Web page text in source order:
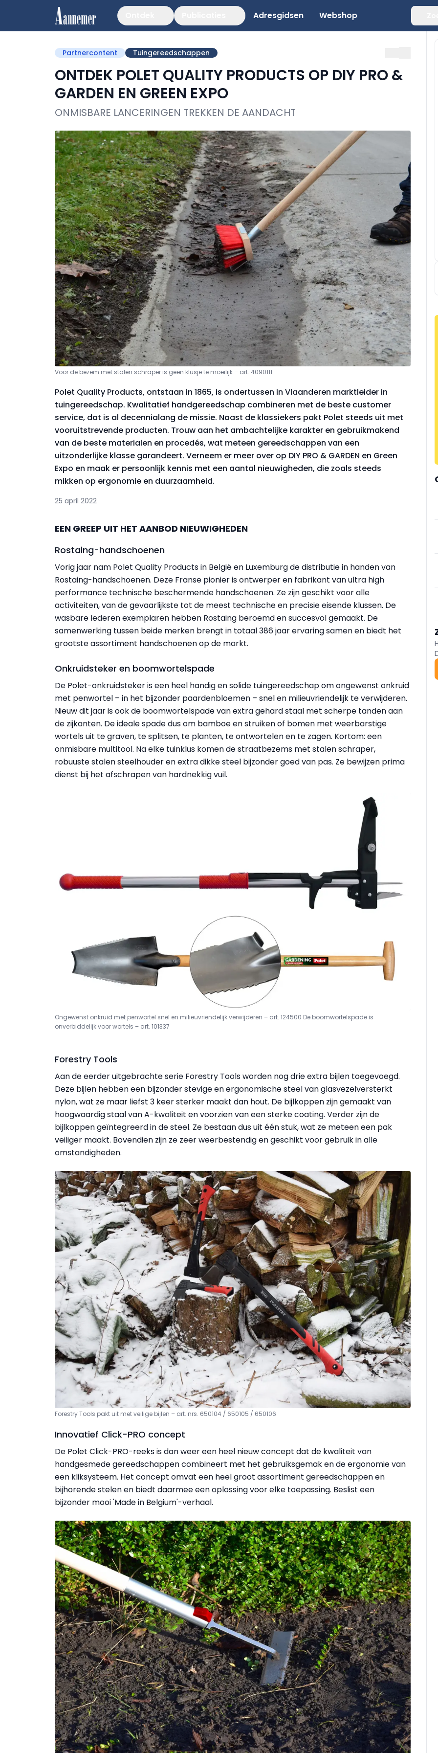
Adresgidsen Webshop
Partnercontent Tuingereedschappen
ONTDEK POLET QUALITY PRODUCTS OP DIY PRO &
GARDEN EN GREEN EXPO
ONMISBARE LANCERINGEN TREKKEN DE AANDACHT
Voor de bezem met stalen schraper is geen klusje te moeilijk – art. 4090111
Polet Quality Products, ontstaan in 1865, is ondertussen in Vlaanderen marktleider in
tuingereedschap. Kwalitatief handgereedschap combineren met de beste customer
service, dat is al decennialang de missie. Naast de klassiekers pakt Polet steeds uit met
vooruitstrevende producten. Trouw aan het ambachtelijke karakter en gebruikmakend
van de beste materialen en procedés, wat meteen gereedschappen van een
uitzonderlijke klasse garandeert. Verneem er meer over op DIY PRO & GARDEN en Green
Expo en maak er persoonlijk kennis met een aantal nieuwigheden, die zoals steeds
mikken op ergonomie en duurzaamheid.
25 april 2022
EEN GREEP UIT HET AANBOD NIEUWIGHEDEN
Rostaing-handschoenen
Vorig jaar nam Polet Quality Products in België en Luxemburg de distributie in handen van
Rostaing-handschoenen. Deze Franse pionier is ontwerper en fabrikant van ultra high
performance technische beschermende handschoenen. Ze zijn geschikt voor alle
activiteiten, van de gevaarlijkste tot de meest technische en precisie eisende klussen. De
wasbare lederen exemplaren hebben Rostaing beroemd en succesvol gemaakt. De
samenwerking tussen beide merken brengt in totaal 386 jaar ervaring samen en biedt het
grootste assortiment handschoenen op de markt.
Onkruidsteker en boomwortelspade
De Polet-onkruidsteker is een heel handig en solide tuingereedschap om ongewenst onkruid
met penwortel – in het bijzonder paardenbloemen – snel en milieuvriendelijk te verwijderen.
Nieuw dit jaar is ook de boomwortelspade van extra gehard staal met scherpe tanden aan
de zijkanten. De ideale spade dus om bamboe en struiken of bomen met weerbarstige
wortels uit te graven, te splitsen, te planten, te ontwortelen en te zagen. Kortom: een
onmisbare multitool. Na elke tuinklus komen de straatbezems met stalen schraper,
robuuste stalen steelhouder en extra dikke steel bijzonder goed van pas. Ze bewijzen prima
dienst bij het afschrapen van hardnekkig vuil.
Ongewenst onkruid met penwortel snel en milieuvriendelijk verwijderen – art. 124500 De boomwortelspade is
onverbiddelijk voor wortels – art. 101337
Forestry Tools
Aan de eerder uitgebrachte serie Forestry Tools worden nog drie extra bijlen toegevoegd.
Deze bijlen hebben een bijzonder stevige en ergonomische steel van glasvezelversterkt
nylon, wat ze maar liefst 3 keer sterker maakt dan hout. De bijlkoppen zijn gemaakt van
hoogwaardig staal van A-kwaliteit en voorzien van een sterke coating. Verder zijn de
bijlkoppen geïntegreerd in de steel. Ze bestaan dus uit één stuk, wat ze meteen een pak
veiliger maakt. Bovendien zijn ze zeer weerbestendig en geschikt voor gebruik in alle
omstandigheden.
Forestry Tools pakt uit met veilige bijlen – art. nrs. 650104 / 650105 / 650106
Innovatief Click-PRO concept
De Polet Click-PRO-reeks is dan weer een heel nieuw concept dat de kwaliteit van
handgesmede gereedschappen combineert met het gebruiksgemak en de ergonomie van
een kliksysteem. Het concept omvat een heel groot assortiment gereedschappen en
bijhorende stelen en biedt daarmee een oplossing voor elke toepassing. Beslist een
bijzonder mooi 'Made in Belgium'-verhaal.